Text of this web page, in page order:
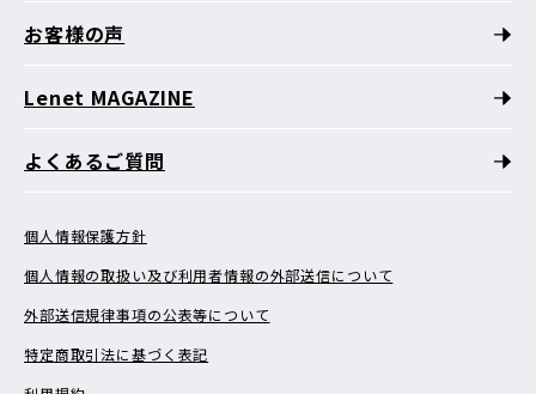
お客様の声
Lenet MAGAZINE
よくあるご質問
個人情報保護方針
個人情報の取扱い及び利用者情報の外部送信について
外部送信規律事項の公表等について
特定商取引法に基づく表記